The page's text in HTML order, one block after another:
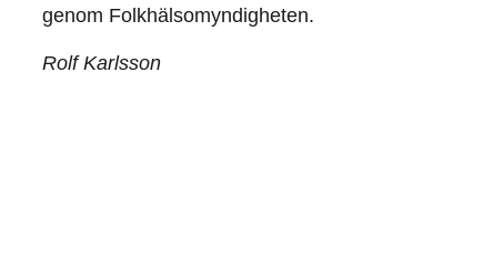
genom Folkhälsomyndigheten.
Rolf Karlsson